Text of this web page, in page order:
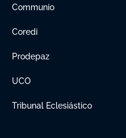
Communio
Coredi
Prodepaz
UCO
Tribunal Eclesiástico